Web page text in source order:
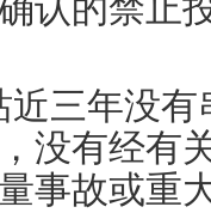
认的禁止
三年没
没有经有
事故或重